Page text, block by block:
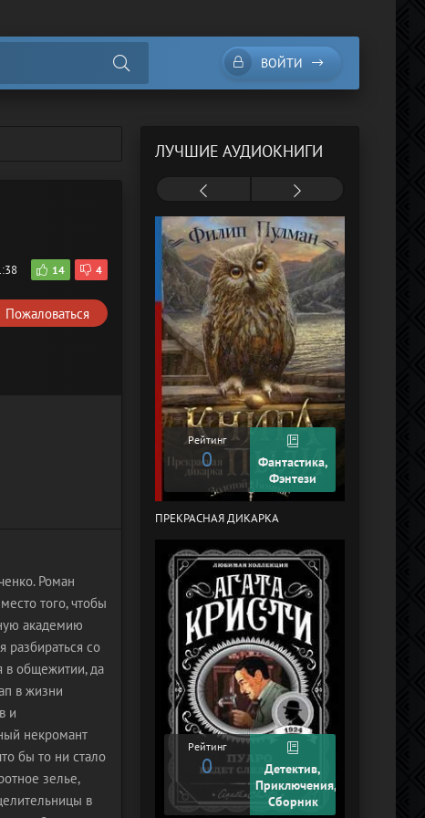
ВОЙТИ
14 4
Пожаловаться
Роман
того, чтобы
академию
со
в общежитии, да
в жизни
и
некромант
бы то ни стало
зелье,
в
ЛУЧШИЕ АУДИОКНИГИ
Рейтинг
0
Фантастика,
Фэнтези
ПРЕКРАСНАЯ ДИКАРКА
Рейтинг
0
Детектив,
Приключения,
Сборник